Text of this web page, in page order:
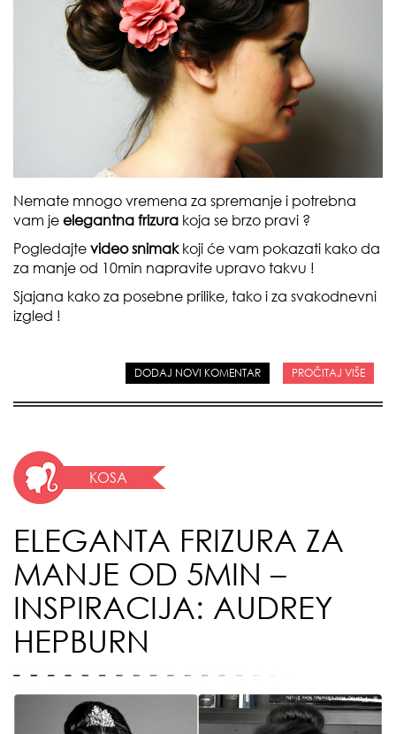
Nemate mnogo vremena za spremanje i potrebna
vam je elegantna frizura koja se brzo pravi ?
Pogledajte video snimak koji će vam pokazati kako da
za manje od 10min napravite upravo takvu !
Sjajana kako za posebne prilike, tako i za svakodnevni
izgled !
DODAJ NOVI KOMENTAR PROČITAJ VIŠE
KOSA
ELEGANTA FRIZURA ZA
MANJE OD 5MIN –
INSPIRACIJA: AUDREY
HEPBURN